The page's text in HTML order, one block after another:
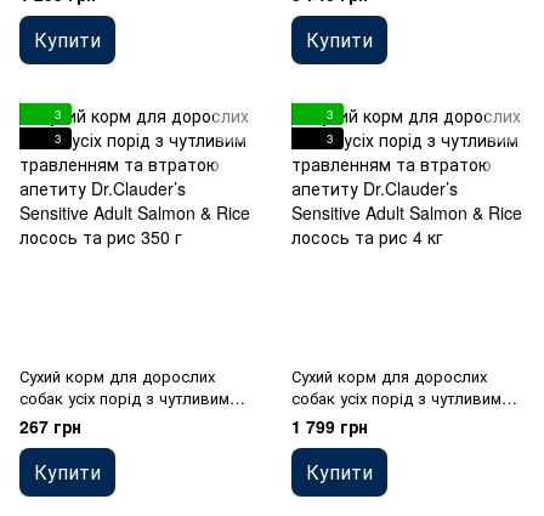
ягня 2 кг
Купити
дорослих собак великих та
гіганських порід з чутливим
травленням
Купити
3
3
Сухий корм для дорослих
собак усіх порід з чутливим
травленням та втратою
апетиту Dr.Clauder’s Sensitive
Adult Salmon & Rice лосось та
рис 350 г
267 грн
Купити
3
3
Сухий корм для дорослих
собак усіх порід з чутливим
травленням та втратою
апетиту Dr.Clauder’s Sensitive
Adult Salmon & Rice лосось та
рис 4 кг
1 799 грн
Купити